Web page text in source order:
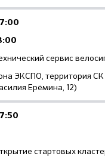
сервис
ЭКСПО, территория
Ерёмина, 12)
стартовых